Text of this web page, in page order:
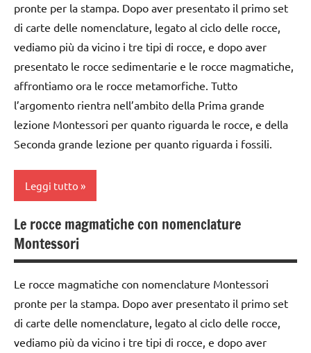
TUTTI GLI
ARTICOLI
6
anni
GEOGRAFIA
geografia
DIDATTICA
MONTESSORI
e
cartine
didattico
nomenclature
3a
dai
6
EDUCAZIONE
GEOGRAFIA
GUIDA
MONTESSORI
materiale
pronte per la stampa. Dopo aver presentato il primo set
di carte delle nomenclature, legato al ciclo delle rocce,
vediamo più da vicino i tre tipi di rocce, e dopo aver
presentato le rocce sedimentarie e le rocce magmatiche,
affrontiamo ora le rocce metamorfiche. Tutto
l’argomento rientra nell’ambito della Prima grande
lezione Montessori per quanto riguarda le rocce, e della
Seconda grande lezione per quanto riguarda i fossili.
Leggi tutto
classe
1a
2a
3a
Le rocce magmatiche con nomenclature
Montessori
Le rocce magmatiche con nomenclature Montessori
pronte per la stampa. Dopo aver presentato il primo set
di carte delle nomenclature, legato al ciclo delle rocce,
vediamo più da vicino i tre tipi di rocce, e dopo aver